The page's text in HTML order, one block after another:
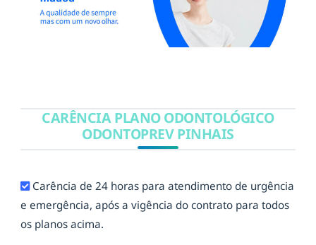
CARÊNCIA PLANO ODONTOLÓGICO
ODONTOPREV PINHAIS
Carência de 24 horas para atendimento de urgência
e emergência, após a vigência do contrato para todos
os planos acima.